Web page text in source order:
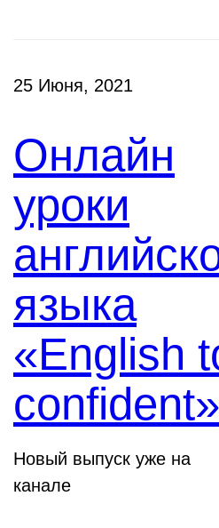
25 Июня, 2021
Онлайн
уроки
языка
«English
confident»
Новый выпуск уже на
канале